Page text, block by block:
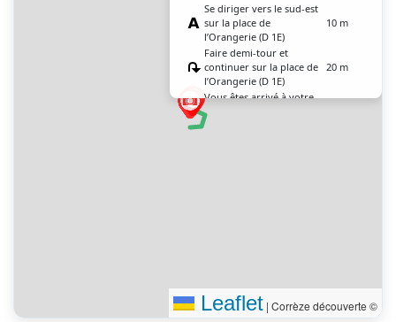
Se diriger vers le sud-est
sur la place de
l’Orangerie (D 1E)
10 m
Faire demi-tour et
continuer sur la place de
l’Orangerie (D 1E)
20 m
Vous êtes arrivé à votre
destination, sur la droite
Leaflet | Corrèze découverte ©